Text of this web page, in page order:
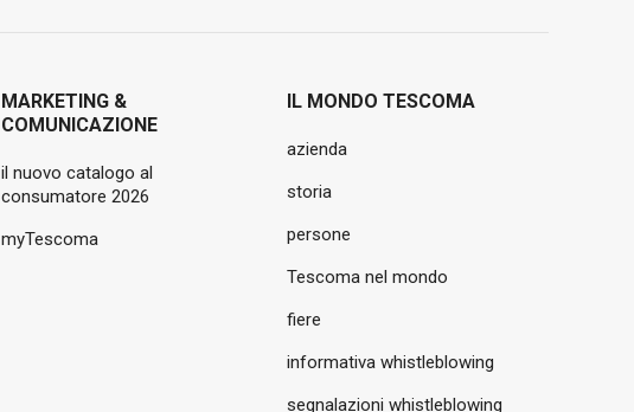
MARKETING &
COMUNICAZIONE
il nuovo catalogo al
consumatore 2026
myTescoma
IL MONDO TESCOMA
azienda
storia
persone
Tescoma nel mondo
fiere
informativa whistleblowing
segnalazioni whistleblowing